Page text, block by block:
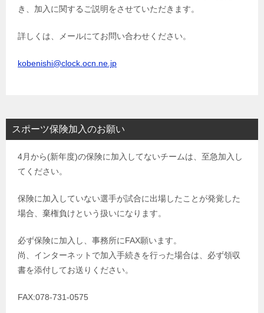
き、加入に関するご説明をさせていただきます。
詳しくは、メールにてお問い合わせください。
kobenishi@clock.ocn.ne.jp
スポーツ保険加入のお願い
4月から(新年度)の保険に加入してないチームは、至急加入し
てください。
保険に加入していない選手が試合に出場したことが発覚した
場合、棄権負けという扱いになります。
必ず保険に加入し、事務所にFAX願います。
尚、インターネットで加入手続きを行った場合は、必ず領収
書を添付してお送りください。
FAX:078-731-0575